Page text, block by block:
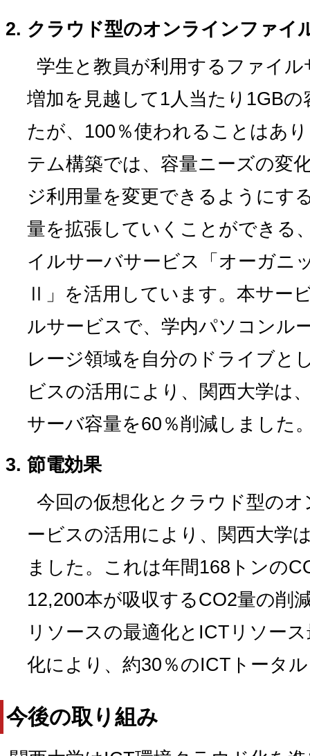
クラウド型のオンラインファイ
学生と教員が利用するファイ
増加を見越して1人当たり1GB
たが、100％使われることはあ
テム構築では、容量ニーズの変
ジ利用量を変更できるようにす
量を拡張していくことができる
イルサーバサービス「オーガニ
Ⅱ」を活用しています。本サー
ルサービスで、学内パソコンル
レージ領域を自分のドライブと
ビスの活用により、関西大学は
サーバ容量を60％削減しました
節電効果
今回の仮想化とクラウド型の
ービスの活用により、関西大学
ました。これは年間168トンの
12,200本が吸収するCO2量の削
リソースの最適化とICTリソー
化により、約30％のICTトータ
今後の取り組み